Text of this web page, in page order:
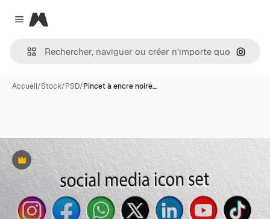
Close menu
Magnific
Accueil/Stock/PSD/Pincet à encre noire…
Premium